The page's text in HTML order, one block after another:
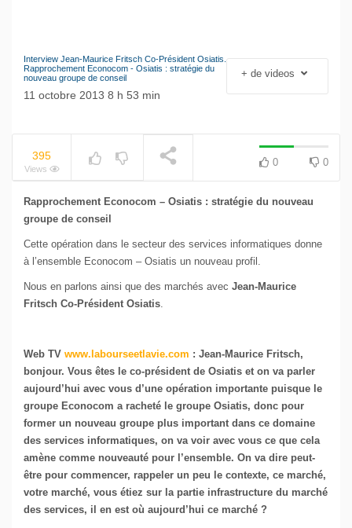
NOW PLAYING
Le séisme industriel
Interview Jean-Maurice Fritsch Co-Président Osiatis.
Rapprochement Econocom - Osiatis : stratégie du
nouveau groupe de conseil
11 octobre 2013 8 h 53 min
+ de videos
395
Views
0 0
Rapprochement Econocom – Osiatis : stratégie du nouveau
groupe de conseil
Cette opération dans le secteur des services informatiques donne
à l’ensemble Econocom – Osiatis un nouveau profil.
Nous en parlons ainsi que des marchés avec Jean-Maurice
Fritsch Co-Président Osiatis.
Web TV www.labourseetlavie.com : Jean-Maurice Fritsch,
bonjour. Vous êtes le co-président de Osiatis et on va parler
aujourd’hui avec vous d’une opération importante puisque le
groupe Econocom a racheté le groupe Osiatis, donc pour
former un nouveau groupe plus important dans ce domaine
des services informatiques, on va voir avec vous ce que cela
amène comme nouveauté pour l’ensemble. On va dire peut-
être pour commencer, rappeler un peu le contexte, ce marché,
votre marché, vous étiez sur la partie infrastructure du marché
des services, il en est où aujourd’hui ce marché ?